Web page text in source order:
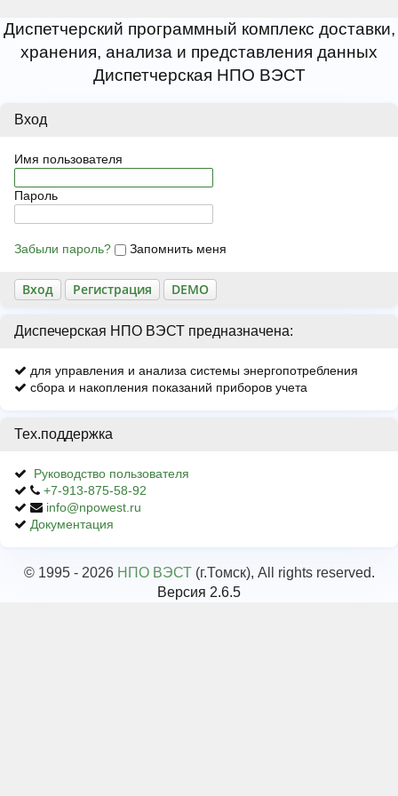
Диспетчерский программный комплекс доставки,
хранения, анализа и представления данных
Диспетчерская НПО ВЭСТ
Вход
Имя пользователя
Пароль
Забыли пароль? Запомнить меня
Регистрация
Диспечерская НПО ВЭСТ предназначена:
для управления и анализа системы энергопотребления
сбора и накопления показаний приборов учета
Тех.поддержка
Руководство пользователя
+7-913-875-58-92
info@npowest.ru
Документация
© 1995 - 2026 НПО ВЭСТ(г.Томск), All rights reserved.
Версия 2.6.5